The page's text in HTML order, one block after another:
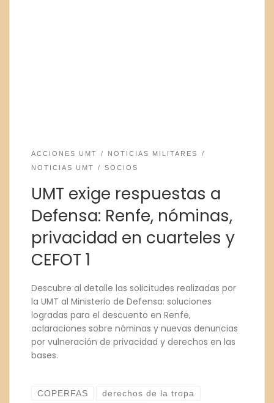
ACCIONES UMT
NOTICIAS MILITARES
NOTICIAS UMT
SOCIOS
UMT exige respuestas a
Defensa: Renfe, nóminas,
privacidad en cuarteles y
CEFOT 1
Descubre al detalle las solicitudes realizadas por
la UMT al Ministerio de Defensa: soluciones
logradas para el descuento en Renfe,
aclaraciones sobre nóminas y nuevas denuncias
por vulneración de privacidad y derechos en las
bases.
COPERFAS derechos de la tropa